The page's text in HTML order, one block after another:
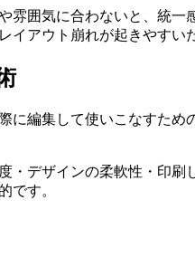
雰囲気に合わないと、統
アウト崩れが起きやすい
に編集して使いこなすた
・デザインの柔軟性・印
です。